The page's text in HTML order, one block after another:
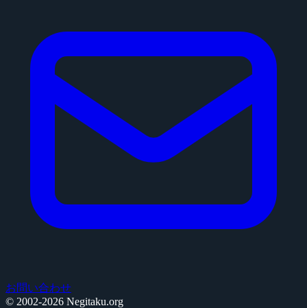
お問い合わせ
© 2002-2026 Negitaku.org